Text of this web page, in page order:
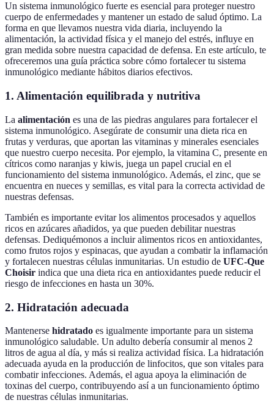
Un sistema inmunológico fuerte es esencial para proteger nuestro
cuerpo de enfermedades y mantener un estado de salud óptimo. La
forma en que llevamos nuestra vida diaria, incluyendo la
alimentación, la actividad física y el manejo del estrés, influye en
gran medida sobre nuestra capacidad de defensa. En este artículo, te
ofreceremos una guía práctica sobre cómo fortalecer tu sistema
inmunológico mediante hábitos diarios efectivos.
1. Alimentación equilibrada y nutritiva
La alimentación es una de las piedras angulares para fortalecer el
sistema inmunológico. Asegúrate de consumir una dieta rica en
frutas y verduras, que aportan las vitaminas y minerales esenciales
que nuestro cuerpo necesita. Por ejemplo, la vitamina C, presente en
cítricos como naranjas y kiwis, juega un papel crucial en el
funcionamiento del sistema inmunológico. Además, el zinc, que se
encuentra en nueces y semillas, es vital para la correcta actividad de
nuestras defensas.
También es importante evitar los alimentos procesados y aquellos
ricos en azúcares añadidos, ya que pueden debilitar nuestras
defensas. Dediquémonos a incluir alimentos ricos en antioxidantes,
como frutos rojos y espinacas, que ayudan a combatir la inflamación
y fortalecen nuestras células inmunitarias. Un estudio de UFC-Que
Choisir indica que una dieta rica en antioxidantes puede reducir el
riesgo de infecciones en hasta un 30%.
2. Hidratación adecuada
Mantenerse hidratado es igualmente importante para un sistema
inmunológico saludable. Un adulto debería consumir al menos 2
litros de agua al día, y más si realiza actividad física. La hidratación
adecuada ayuda en la producción de linfocitos, que son vitales para
combatir infecciones. Además, el agua apoya la eliminación de
toxinas del cuerpo, contribuyendo así a un funcionamiento óptimo
de nuestras células inmunitarias.